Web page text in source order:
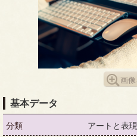
画
基本データ
分類 アートと表現